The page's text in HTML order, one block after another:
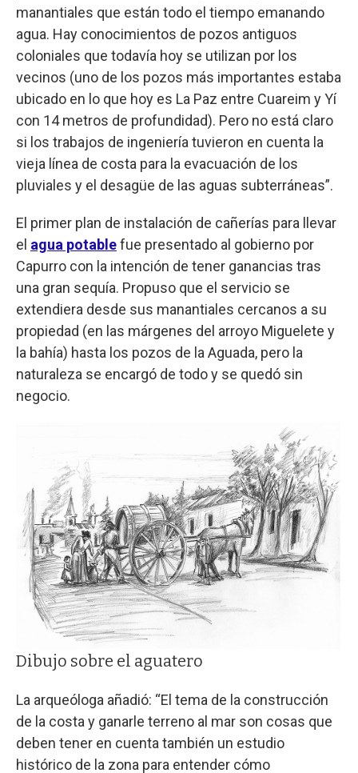
manantiales que están todo el tiempo emanando
agua. Hay conocimientos de pozos antiguos
coloniales que todavía hoy se utilizan por los
vecinos (uno de los pozos más importantes estaba
ubicado en lo que hoy es La Paz entre Cuareim y Yí
con 14 metros de profundidad). Pero no está claro
si los trabajos de ingeniería tuvieron en cuenta la
vieja línea de costa para la evacuación de los
pluviales y el desagüe de las aguas subterráneas”.
El primer plan de instalación de cañerías para llevar
el agua potablefue presentado al gobierno por
Capurro con la intención de tener ganancias tras
una gran sequía. Propuso que el servicio se
extendiera desde sus manantiales cercanos a su
propiedad (en las márgenes del arroyo Miguelete y
la bahía) hasta los pozos de la Aguada, pero la
naturaleza se encargó de todo y se quedó sin
negocio.
Dibujo sobre el aguatero
La arqueóloga añadió: “El tema de la construcción
de la costa y ganarle terreno al mar son cosas que
deben tener en cuenta también un estudio
histórico de la zona para entender cómo